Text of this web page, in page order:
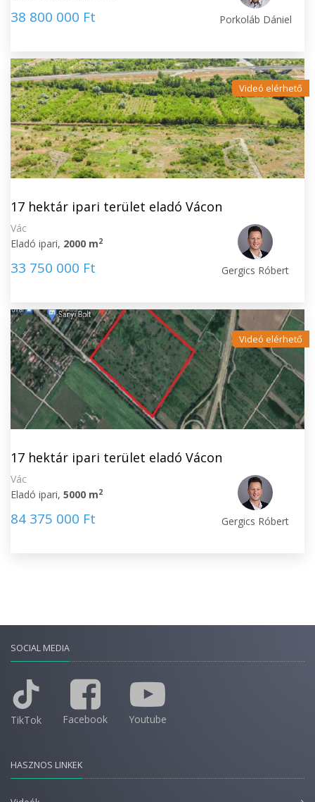
38 800 000 Ft Porkoláb Dániel
Videó elérhető
17 hektár ipari terület eladó Vácon
Vác
Eladó ipari, 2000 m2
33 750 000 Ft Gergics Róbert
Videó elérhető
17 hektár ipari terület eladó Vácon
Vác
Eladó ipari, 5000 m2
84 375 000 Ft Gergics Róbert
SOCIAL MEDIA
TikTok Facebook Youtube
HASZNOS LINKEK